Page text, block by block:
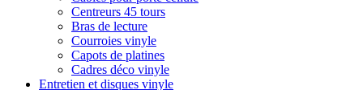
Centreurs 45 tours
Bras de lecture
Courroies vinyle
Capots de platines
Cadres déco vinyle
Entretien et disques vinyle